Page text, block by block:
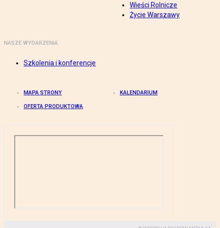
Wieści Rolnicze
Życie Warszawy
NASZE WYDARZENIA
Szkolenia i konferencje
MAPA STRONY KALENDARIUM
OFERTA PRODUKTOWA